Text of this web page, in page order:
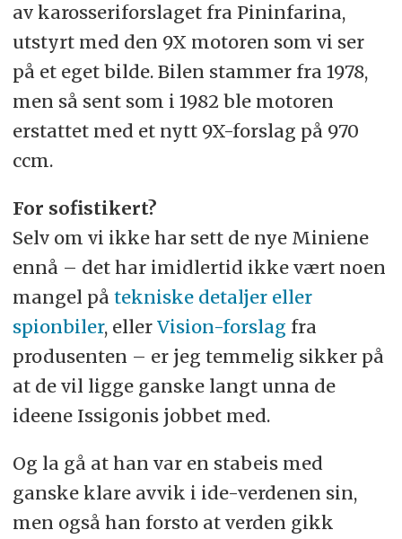
av karosseriforslaget fra Pininfarina,
utstyrt med den 9X motoren som vi ser
på et eget bilde. Bilen stammer fra 1978,
men så sent som i 1982 ble motoren
erstattet med et nytt 9X-forslag på 970
ccm.
For sofistikert?
Selv om vi ikke har sett de nye Miniene
ennå – det har imidlertid ikke vært noen
mangel på tekniske detaljer eller
spionbiler, eller Vision-forslag fra
produsenten – er jeg temmelig sikker på
at de vil ligge ganske langt unna de
ideene Issigonis jobbet med.
Og la gå at han var en stabeis med
ganske klare avvik i ide-verdenen sin,
men også han forsto at verden gikk